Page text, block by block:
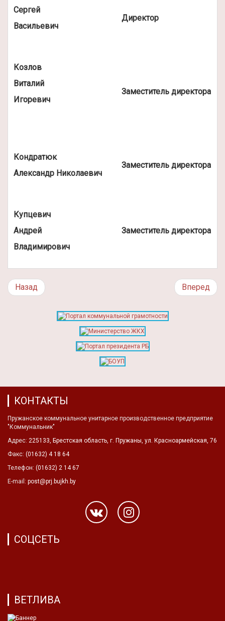
Сергей
Васильевич
Директор
Козлов
Виталий
Игоревич
Заместитель директора
Кондратюк
Александр Николаевич
Заместитель директора
Купцевич
Андрей
Владимирович
Заместитель директора
Назад Вперед
КОНТАКТЫ
Пружанское коммунальное унитарное производственное предприятие
"Коммунальник"
Адрес: 225133, Брестская область, г. Пружаны, ул. Красноармейская, 76
Факс: (01632) 4 18 64
Телефон: (01632) 2 14 67
E-mail: post@prj.bujkh.by
СОЦСЕТЬ
ВЕТЛИВА